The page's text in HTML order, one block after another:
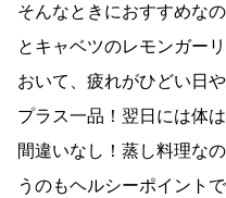
そんなときにおすすめな
とキャベツのレモンガー
おいて、疲れがひどい日
プラス一品！翌日には体
間違いなし！蒸し料理な
うのもヘルシーポイントで